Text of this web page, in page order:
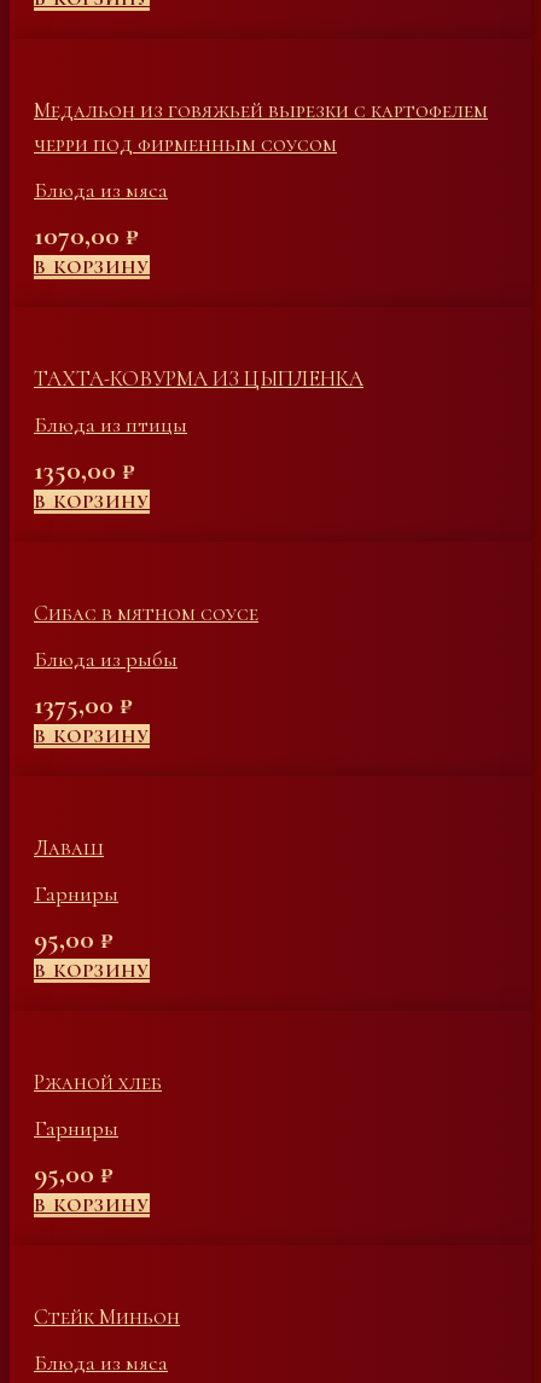
Медальон из говяжьей вырезки с картофелем
черри под фирменным соусом
Блюда из мяса
1070,00 ₽
В КОРЗИНУ
ТАХТА-КОВУРМА ИЗ ЦЫПЛЕНКА
Блюда из птицы
1350,00 ₽
В КОРЗИНУ
Сибас в мятном соусе
Блюда из рыбы
1375,00 ₽
В КОРЗИНУ
Лаваш
Гарниры
95,00 ₽
В КОРЗИНУ
Ржаной хлеб
Гарниры
95,00 ₽
В КОРЗИНУ
Стейк Миньон
Блюда из мяса